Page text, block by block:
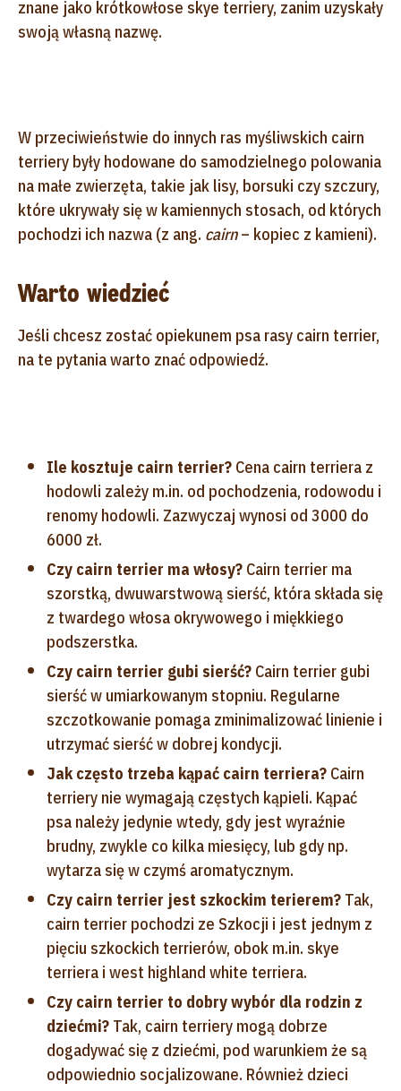
znane jako krótkowłose skye terriery, zanim uzyskały
swoją własną nazwę.
W przeciwieństwie do innych ras myśliwskich cairn
terriery były hodowane do samodzielnego polowania
na małe zwierzęta, takie jak lisy, borsuki czy szczury,
które ukrywały się w kamiennych stosach, od których
pochodzi ich nazwa (z ang. cairn– kopiec z kamieni).
Warto wiedzieć
Jeśli chcesz zostać opiekunem psa rasy cairn terrier,
na te pytania warto znać odpowiedź.
Ile kosztuje cairn terrier? Cena cairn terriera z
hodowli zależy m.in. od pochodzenia, rodowodu i
renomy hodowli. Zazwyczaj wynosi od 3000 do
6000 zł.
Czy cairn terrier ma włosy? Cairn terrier ma
szorstką, dwuwarstwową sierść, która składa się
z twardego włosa okrywowego i miękkiego
podszerstka.
Czy cairn terrier gubi sierść? Cairn terrier gubi
sierść w umiarkowanym stopniu. Regularne
szczotkowanie pomaga zminimalizować linienie i
utrzymać sierść w dobrej kondycji.
Jak często trzeba kąpać cairn terriera? Cairn
terriery nie wymagają częstych kąpieli. Kąpać
psa należy jedynie wtedy, gdy jest wyraźnie
brudny, zwykle co kilka miesięcy, lub gdy np.
wytarza się w czymś aromatycznym.
Czy cairn terrier jest szkockim terierem? Tak,
cairn terrier pochodzi ze Szkocji i jest jednym z
pięciu szkockich terrierów, obok m.in. skye
terriera i west highland white terriera.
Czy cairn terrier to dobry wybór dla rodzin z
dziećmi? Tak, cairn terriery mogą dobrze
dogadywać się z dziećmi, pod warunkiem że są
odpowiednio socjalizowane. Również dzieci